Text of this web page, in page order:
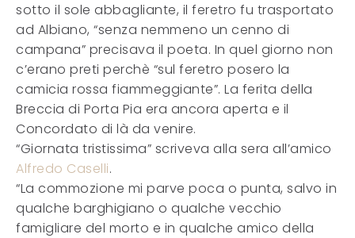
sotto il sole abbagliante, il feretro fu trasportato
ad Albiano, “senza nemmeno un cenno di
campana” precisava il poeta. In quel giorno non
c’erano preti perchè “sul feretro posero la
camicia rossa fiammeggiante”. La ferita della
Breccia di Porta Pia era ancora aperta e il
Concordato di là da venire.
“Giornata tristissima” scriveva alla sera all’amico
Alfredo Caselli.
“La commozione mi parve poca o punta, salvo in
qualche barghigiano o qualche vecchio
famigliare del morto e in qualche amico della